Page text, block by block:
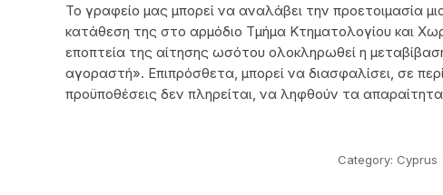
Το γραφείο μας μπορεί να αναλάβει την προετοιμασία
κατάθεση της στο αρμόδιο Τμήμα Κτηματολογίου και
εποπτεία της αίτησης ωσότου ολοκληρωθεί η
αγοραστή». Επιπρόσθετα, μπορεί να διασφαλίσει, σε
προϋποθέσεις δεν πληρείται, να ληφθούν τα
Category: Cyprus